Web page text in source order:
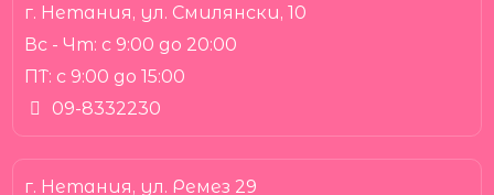
г. Нетания, ул. Смилянски, 10
Вс - Чт: с 9:00 до 20:00
ПТ: с 9:00 до 15:00
09-8332230
г. Нетания, ул. Ремез 29